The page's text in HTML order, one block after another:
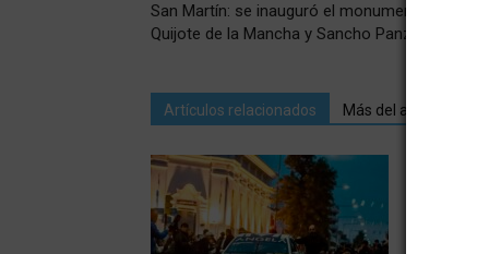
San Martín: se inauguró el monumento del
Quijote de la Mancha y Sancho Panza
Artículos relacionados Más del autor